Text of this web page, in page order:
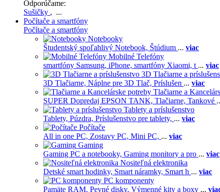
Odporúčame:
Sušičky , ...
Počítače a smartfóny
Počítače a smartfóny
Notebooky
Študentský spoľahlivý Notebook, Štúdium ... viac
Mobilné Telefóny
smartfóny Samsung, iPhone, smartfóny Xiaomi, t ... viac
3D Tlačiarne a
3D Tlačiarne, Náplne pre 3D Tlač, Príslušen ... viac
Tlačiarne a
SUPER Dopredaj EPSON TANK, Tlačiarne, Tankové
Tablety a príslušenstvo
Tablety, Púzdra, Príslušenstvo pre tablety, ... viac
Počítače
All in one PC, Zostavy PC, Mini PC, ... viac
Gaming
Gaming PC a notebooky, Gaming monitory a pro ... viac
Nositeľná elektronika
Detské smart hodinky, Smart náramky, Smart h ... viac
PC komponenty
Pamäte RAM, Pevné disky, Výmenné kity a boxy ...